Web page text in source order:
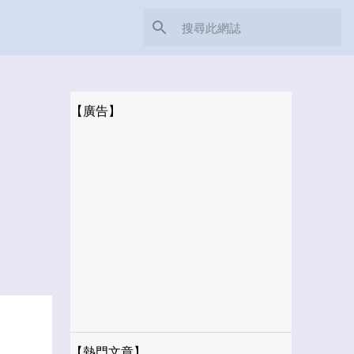
【廣告】